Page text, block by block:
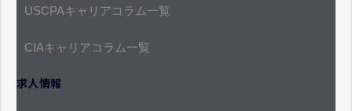
USCPAキャリアコラム一覧
CIAキャリアコラム一覧
求人情報